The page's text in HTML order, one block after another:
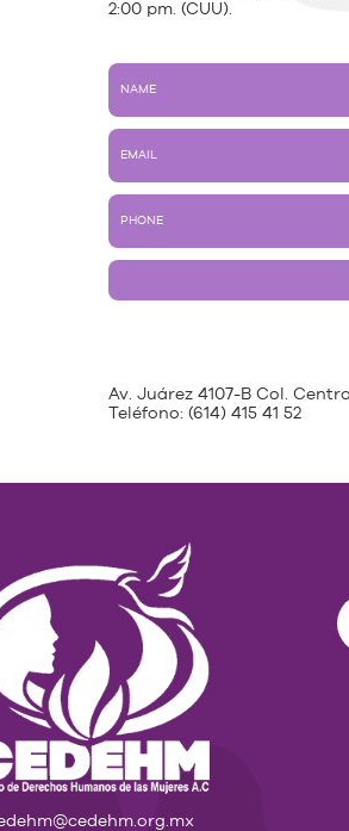
2:00 pm. (CUU).
Av. Juárez 4107-B Col.
Teléfono: (614) 415 41 52